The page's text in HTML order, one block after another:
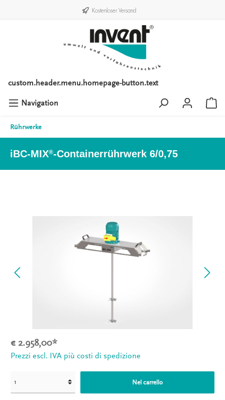
Kostenloser Versand
custom.header.menu.homepage-button.text
Navigation
Rührwerke
iBC-MIX®-Containerrührwerk 6/0,75
€ 2.958,00*
Prezzi escl. IVA più costi di spedizione
Nel carrello